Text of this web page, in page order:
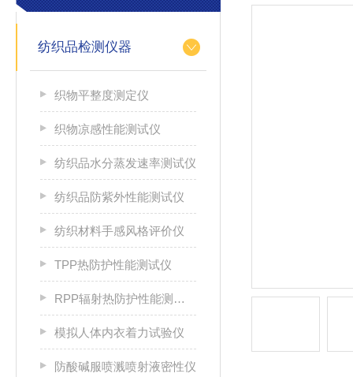
纺织品检测仪器
织物平整度测定仪
织物凉感性能测试仪
纺织品水分蒸发速率测试仪
纺织品防紫外性能测试仪
纺织材料手感风格评价仪
TPP热防护性能测试仪
RPP辐射热防护性能测试仪
模拟人体内衣着力试验仪
防酸碱服喷溅喷射液密性仪